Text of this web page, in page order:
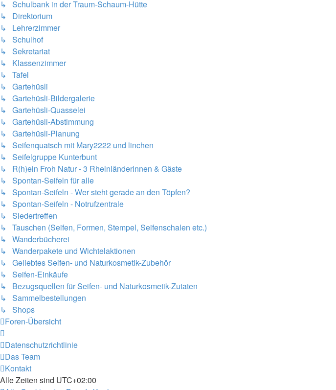
↳ Schulbank in der Traum-Schaum-Hütte
↳ Direktorium
↳ Lehrerzimmer
↳ Schulhof
↳ Sekretariat
↳ Klassenzimmer
↳ Tafel
↳ Gartehüsli
↳ Gartehüsli-Bildergalerie
↳ Gartehüsli-Quasselei
↳ Gartehüsli-Abstimmung
↳ Gartehüsli-Planung
↳ Seifenquatsch mit Mary2222 und linchen
↳ Seifelgruppe Kunterbunt
↳ R(h)ein Froh Natur - 3 Rheinländerinnen & Gäste
↳ Spontan-Seifeln für alle
↳ Spontan-Seifeln - Wer steht gerade an den Töpfen?
↳ Spontan-Seifeln - Notrufzentrale
↳ Siedertreffen
↳ Tauschen (Seifen, Formen, Stempel, Seifenschalen etc.)
↳ Wanderbücherei
↳ Wanderpakete und Wichtelaktionen
↳ Geliebtes Seifen- und Naturkosmetik-Zubehör
↳ Seifen-Einkäufe
↳ Bezugsquellen für Seifen- und Naturkosmetik-Zutaten
↳ Sammelbestellungen
↳ Shops
Foren-Übersicht
Datenschutzrichtlinie
Das Team
Kontakt
Alle Zeiten sind UTC+02:00